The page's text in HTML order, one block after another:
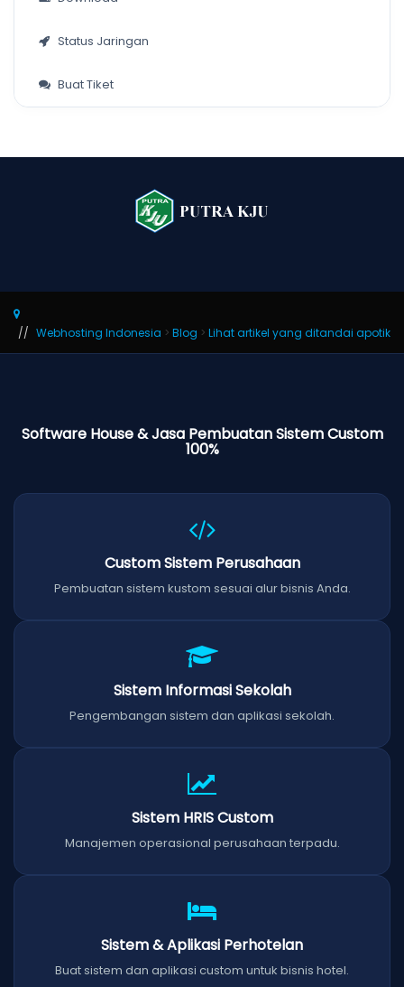
Status Jaringan
Buat Tiket
Webhosting Indonesia > Blog > Lihat artikel yang ditandai apotik
Software House & Jasa Pembuatan Sistem Custom
100%
Custom Sistem Perusahaan
Pembuatan sistem kustom sesuai alur bisnis Anda.
Sistem Informasi Sekolah
Pengembangan sistem dan aplikasi sekolah.
Sistem HRIS Custom
Manajemen operasional perusahaan terpadu.
Sistem & Aplikasi Perhotelan
Buat sistem dan aplikasi custom untuk bisnis hotel.